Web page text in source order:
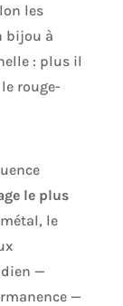
les
bijou à
: plus il
rouge-
le plus
le
—
—